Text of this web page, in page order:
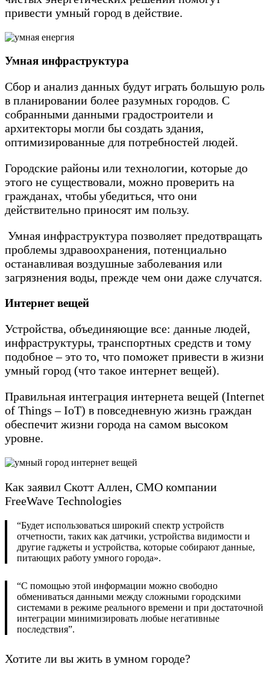
привести умный город в действие.
Умная инфраструктура
Сбор и анализ данных будут играть большую роль
в планировании более разумных городов. С
собранными данными градостроители и
архитекторы могли бы создать здания,
оптимизированные для потребностей людей.
Городские районы или технологии, которые до
этого не существовали, можно проверить на
гражданах, чтобы убедиться, что они
действительно приносят им пользу.
Умная инфраструктура позволяет предотвращать
проблемы здравоохранения, потенциально
останавливая воздушные заболевания или
загрязнения воды, прежде чем они даже случатся.
Интернет вещей
Устройства, объединяющие все: данные людей,
инфраструктуры, транспортных средств и тому
подобное – это то, что поможет привести в жизни
умный город (что такое интернет вещей).
Правильная интеграция интернета вещей (Internet
of Things – IoT) в повседневную жизнь граждан
обеспечит жизни города на самом высоком
уровне.
Как заявил Скотт Аллен, CMO компании
FreeWave Technologies
“Будет использоваться широкий спектр устройств
отчетности, таких как датчики, устройства видимости и
другие гаджеты и устройства, которые собирают данные,
питающих работу умного города».
“С помощью этой информации можно свободно
обмениваться данными между сложными городскими
системами в режиме реального времени и при достаточной
интеграции минимизировать любые негативные
последствия”.
Хотите ли вы жить в умном городе?